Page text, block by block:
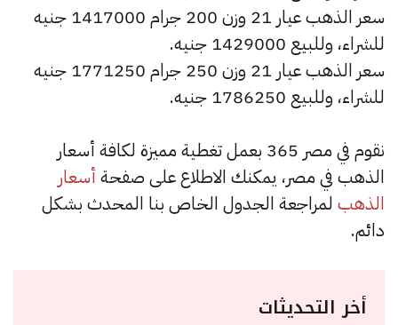
سعر الذهب عيار 21 وزن 200 جرام 1417000 جنيه
للشراء، وللبيع 1429000 جنيه.
سعر الذهب عيار 21 وزن 250 جرام 1771250 جنيه
للشراء، وللبيع 1786250 جنيه.
نقوم في مصر 365 بعمل تغطية مميزة لكافة أسعار
الذهب في مصر، يمكنك الاطلاع على صفحة أسعار
الذهب لمراجعة الجدول الخاص بنا المحدث بشكل
دائم.
أخر التحديثات